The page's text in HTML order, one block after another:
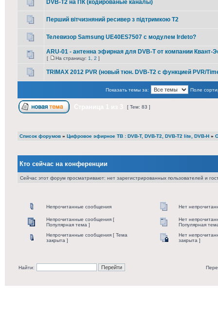
DVB-T2 на ПК (кодированые каналы)
Перший вітчизняний ресивер з підтримкою Т2
Телевизор Samsung UE40ES7507 с модулем Irdeto?
ARU-01 - антенна эфирная для DVB-T от компании Квант-
[ На страницу: 1 2 ]
TRIMAX 2012 PVR (новый тюн. DVB-T2 с функцией PVR/
Показать темы за: Поле
[ Тем: 83 ]
Список форумов » Цифровое эфирное ТВ : DVB-T, DVB-T2, DVB-T2 lite, DVB-H »
Кто сейчас на конференции
Сейчас этот форум просматривают: нет зарегистрированных пользователей и
Непрочитанные сообщения Нет
Непрочитанные сообщения [
Популярная тема ]
Нет
Популярная
Непрочитанные сообщения [ Тема
закрыта ]
Нет
закрыта ]
Найти: